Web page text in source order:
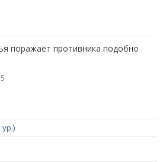
поражает противника подобно